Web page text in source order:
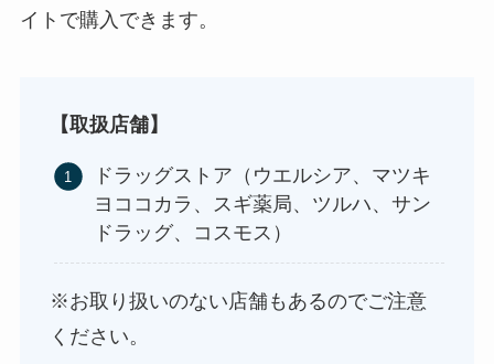
やニトリ？
イトで購入できます。
【取扱店舗】
ドラッグストア（ウエルシア、マツキ
ヨココカラ、スギ薬局、ツルハ、サン
ドラッグ、コスモス）
※お取り扱いのない店舗もあるのでご注意
ください。